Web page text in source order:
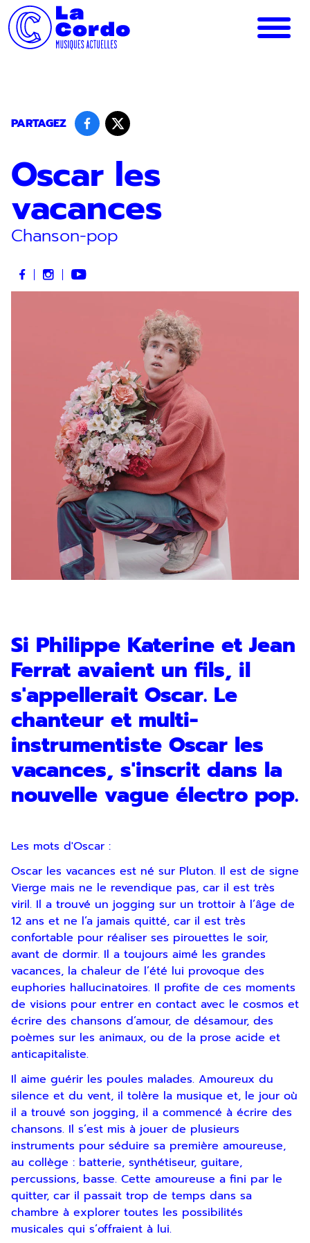
Panneau de gestion des cookies
PARTAGEZ
Oscar les
vacances
Chanson-pop
Si Philippe Katerine et Jean
Ferrat avaient un fils, il
s'appellerait Oscar. Le
chanteur et multi-
instrumentiste Oscar les
vacances, s'inscrit dans la
nouvelle vague électro pop.
Les mots d'Oscar :
Oscar les vacances est né sur Pluton. Il est de signe
Vierge mais ne le revendique pas, car il est très
viril. Il a trouvé un jogging sur un trottoir à l’âge de
12 ans et ne l’a jamais quitté, car il est très
confortable pour réaliser ses pirouettes le soir,
avant de dormir. Il a toujours aimé les grandes
vacances, la chaleur de l’été lui provoque des
euphories hallucinatoires. Il profite de ces moments
de visions pour entrer en contact avec le cosmos et
écrire des chansons d’amour, de désamour, des
poèmes sur les animaux, ou de la prose acide et
anticapitaliste.
Il aime guérir les poules malades. Amoureux du
silence et du vent, il tolère la musique et, le jour où
il a trouvé son jogging, il a commencé à écrire des
chansons. Il s’est mis à jouer de plusieurs
instruments pour séduire sa première amoureuse,
au collège : batterie, synthétiseur, guitare,
percussions, basse. Cette amoureuse a fini par le
quitter, car il passait trop de temps dans sa
chambre à explorer toutes les possibilités
musicales qui s’offraient à lui.